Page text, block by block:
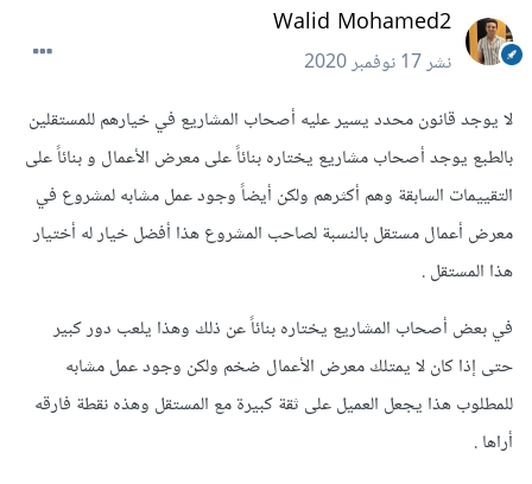
Walid Mohamed2
نشر17 نوفمبر 2020
لا يوجد قانون محدد يسير عليه أصحاب المشاريع في خيارهم للمستقلين
بالطبع يوجد أصحاب مشاريع يختاره بنائاً على معرض الأعمال و بنائاً على
التقييمات السابقة وهم أكثرهم ولكن أيضاً وجود عمل مشابه لمشروع في
معرض أعمال مستقل بالنسبة لصاحب المشروع هذا أفضل خيار له أختيار
هذا المستقل .
في بعض أصحاب المشاريع يختاره بنائاً عن ذلك وهذا يلعب دور كبير
حتى إذا كان لا يمتلك معرض الأعمال ضخم ولكن وجود عمل مشابه
للمطلوب هذا يجعل العميل على ثقة كبيرة مع المستقل وهذه نقطة فارقه
أراها .